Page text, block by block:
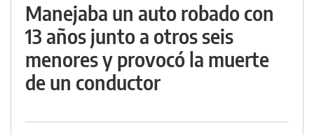
Manejaba un auto robado con
13 años junto a otros seis
menores y provocó la muerte
de un conductor